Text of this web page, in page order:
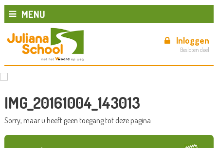
MENU
Inloggen
Besloten deel
IMG_20161004_143013
Sorry, maar u heeft geen toegang tot deze pagina.